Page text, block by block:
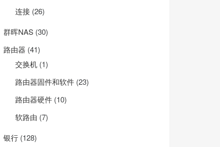
连接 (26)
群晖NAS (30)
路由器 (41)
交换机 (1)
路由器固件和软件 (23)
路由器硬件 (10)
软路由 (7)
银行 (128)